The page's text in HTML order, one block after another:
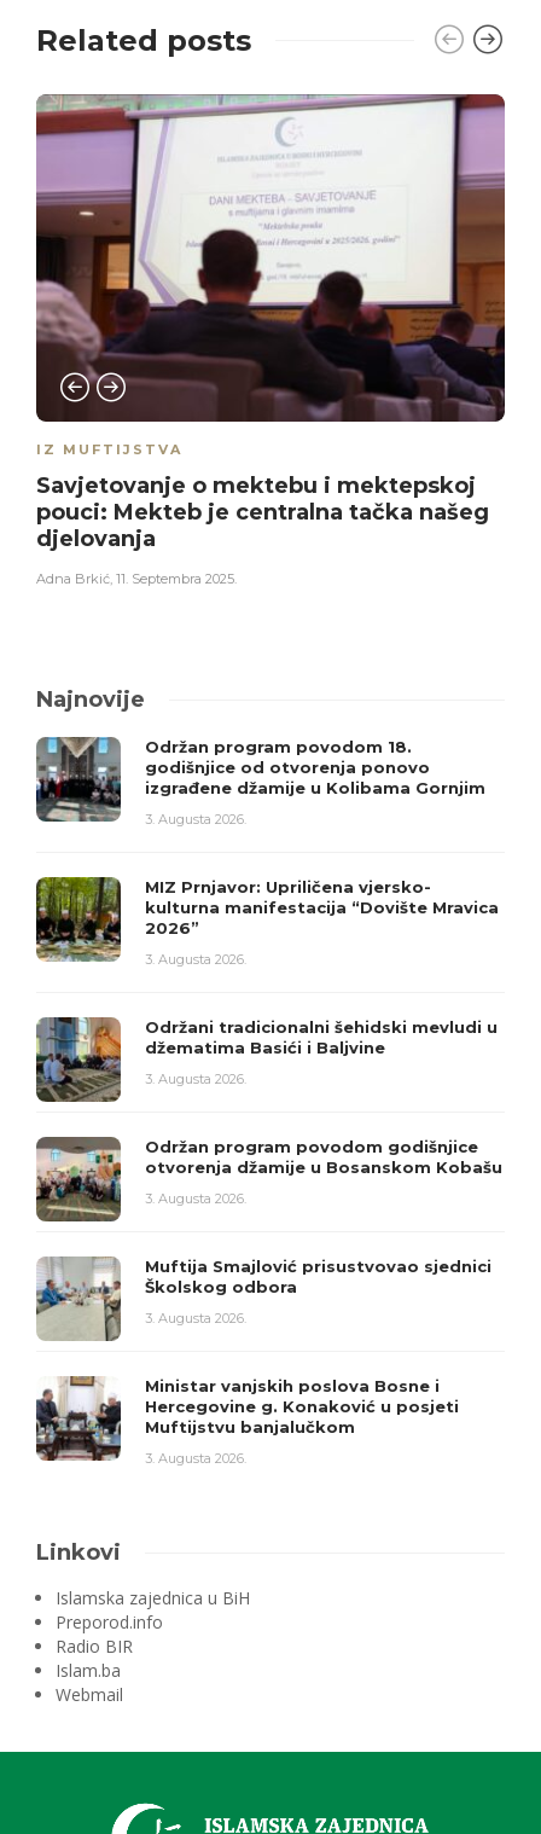
Related posts
IZ MUFTIJSTVA
Savjetovanje o mektebu i mektepskoj
pouci: Mekteb je centralna tačka našeg
djelovanja
Adna Brkić, 11. Septembra 2025.
Najnovije
Održan program povodom 18.
godišnjice od otvorenja ponovo
izgrađene džamije u Kolibama Gornjim
3. Augusta 2026.
MIZ Prnjavor: Upriličena vjersko-
kulturna manifestacija “Dovište Mravica
2026”
3. Augusta 2026.
Održani tradicionalni šehidski mevludi u
džematima Basići i Baljvine
3. Augusta 2026.
Održan program povodom godišnjice
otvorenja džamije u Bosanskom Kobašu
3. Augusta 2026.
Muftija Smajlović prisustvovao sjednici
Školskog odbora
3. Augusta 2026.
Ministar vanjskih poslova Bosne i
Hercegovine g. Konaković u posjeti
Muftijstvu banjalučkom
3. Augusta 2026.
Linkovi
Islamska zajednica u BiH
Preporod.info
Radio BIR
Islam.ba
Webmail